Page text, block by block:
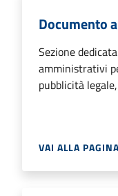
Documento
Sezione
amministrativi
pubblicità
VAI ALLA PAGINA